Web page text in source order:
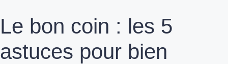
Le bon coin : les 5
astuces pour bien